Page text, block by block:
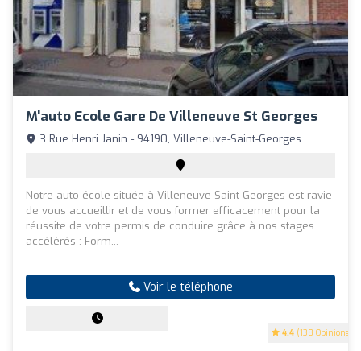
M'auto Ecole Gare De Villeneuve St Georges
4.4 (138 Opinions)
3 Rue Henri Janin - 94190, Villeneuve-Saint-Georges
Notre auto-école située à Villeneuve Saint-Georges est ravie
de vous accueillir et de vous former efficacement pour la
réussite de votre permis de conduire grâce à nos stages
accélérés : Form...
Voir le téléphone